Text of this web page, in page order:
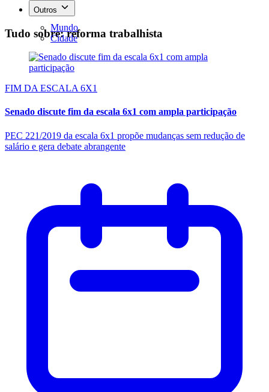
Outros
Mundo
Cidade
Tudo sobre: reforma trabalhista
FIM DA ESCALA 6X1
Senado discute fim da escala 6x1 com ampla participação
PEC 221/2019 da escala 6x1 propõe mudanças sem redução de
salário e gera debate abrangente